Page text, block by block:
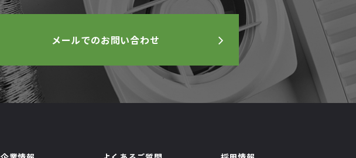
メールでのお問い合わせ